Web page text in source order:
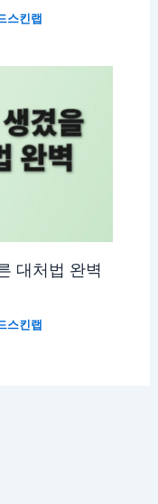
스킨랩
대처법 완벽
스킨랩